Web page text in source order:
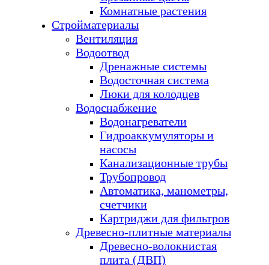
Комнатные растения
Стройматериалы
Вентиляция
Водоотвод
Дренажные системы
Водосточная система
Люки для колодцев
Водоснабжение
Водонагреватели
Гидроаккумуляторы и
насосы
Канализационные трубы
Трубопровод
Автоматика, манометры,
счетчики
Картриджи для фильтров
Древесно-плитные материалы
Древесно-волокнистая
плита (ДВП)